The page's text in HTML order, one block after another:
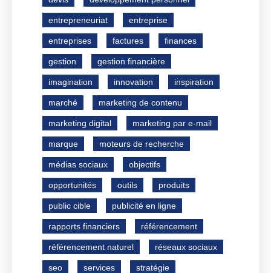
entrepreneuriat entreprise
entreprises factures finances
gestion gestion financière
imagination innovation inspiration
marché marketing de contenu
marketing digital marketing par e-mail
marque moteurs de recherche
médias sociaux objectifs
opportunités outils produits
public cible publicité en ligne
rapports financiers référencement
référencement naturel réseaux sociaux
seo services stratégie